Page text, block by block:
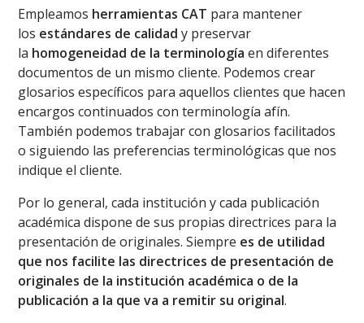
Empleamos herramientas CAT para mantener
los estándares de calidad y preservar
la homogeneidad de la terminología en diferentes
documentos de un mismo cliente. Podemos crear
glosarios específicos para aquellos clientes que hacen
encargos continuados con terminología afín.
También podemos trabajar con glosarios facilitados
o siguiendo las preferencias terminológicas que nos
indique el cliente.
Por lo general, cada institución y cada publicación
académica dispone de sus propias directrices para la
presentación de originales. Siempre es de utilidad
que nos facilite las directrices de presentación de
originales de la institución académica o de la
publicación a la que va a remitir su original.